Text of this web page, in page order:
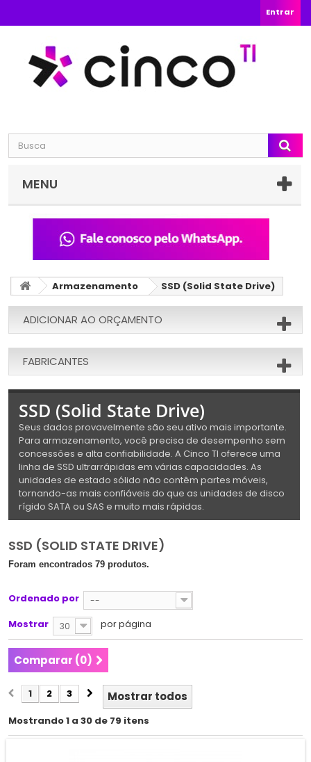
Entrar
MENU
Armazenamento SSD (Solid State Drive)
ADICIONAR AO ORÇAMENTO
FABRICANTES
SSD (Solid State Drive)
Seus dados provavelmente são seu ativo mais importante.
Para armazenamento, você precisa de desempenho sem
concessões e alta confiabilidade. A Cinco TI oferece uma
linha de SSD ultrarrápidas em várias capacidades. As
unidades de estado sólido não contêm partes móveis,
tornando-as mais confiáveis do que as unidades de disco
rígido SATA ou SAS e muito mais rápidas.
SSD (SOLID STATE DRIVE)
Foram encontrados 79 produtos.
Ordenado por --
Mostrar 30 por página
Comparar (0)
Mostrar todos
1 2 3
Mostrando 1 a 30 de 79 itens